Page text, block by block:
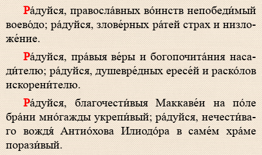
Ра́­дуй­ся, пра­во­сла́в­ных во́инств не­по­бе­ди́­мый
вое­во́­до; ра́­дуй­ся, злове́рных ра́тей страх и низ­ло­
же́­ние.
Ра́­дуй­ся, пра́­выя ве́­ры и бо­го­почита́ния на­са­
ди́­те­лю; ра́­дуй­ся, ду­ше­вре́д­ных ере­се́й и раско́лов
искорени́телю.
Ра́­дуй­ся, благочести́выя Маккаве́и на по́ле
бра́­ни мно́гажды укрепи́вый; ра́­дуй­ся, не­чес­ти́­ва­
го вождя́ Антио́хова Илиодо́ра в саме́м хра́­ме
порази́вый.